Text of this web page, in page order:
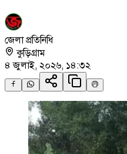
জেলা প্রতিনিধি
কুড়িগ্রাম
৪ জুলাই, ২০২৬, ১৪:৩২